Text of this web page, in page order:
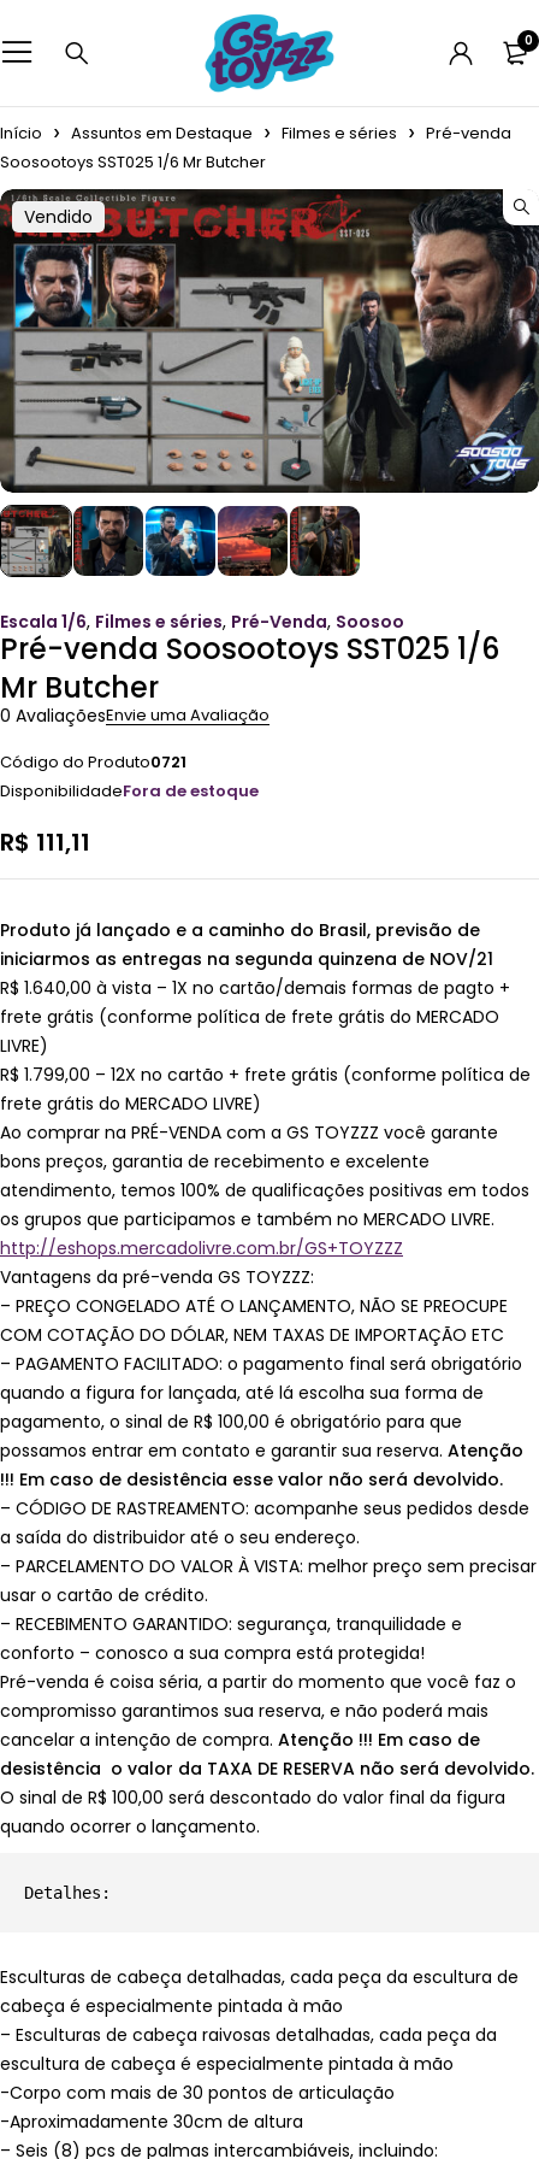
0
Início Assuntos em Destaque Filmes e séries
Pré-venda
Soosootoys SST025 1/6 Mr Butcher
Vendido
Escala 1/6, Filmes e séries, Pré-Venda, Soosoo
Pré-venda Soosootoys SST025 1/6
Mr Butcher
0 AvaliaçõesEnvie uma Avaliação
Código do Produto0721
DisponibilidadeFora de estoque
R$ 111,11
Produto já lançado e a caminho do Brasil, previsão de
iniciarmos as entregas na segunda quinzena de NOV/21
R$ 1.640,00 à vista – 1X no cartão/demais formas de pagto +
frete grátis (conforme política de frete grátis do MERCADO
LIVRE)
R$ 1.799,00 – 12X no cartão + frete grátis (conforme política de
frete grátis do MERCADO LIVRE)
Ao comprar na PRÉ-VENDA com a GS TOYZZZ você garante
bons preços, garantia de recebimento e excelente
atendimento, temos 100% de qualificações positivas em todos
os grupos que participamos e também no MERCADO LIVRE.
http://eshops.mercadolivre.com.br/GS+TOYZZZ
Vantagens da pré-venda GS TOYZZZ:
– PREÇO CONGELADO ATÉ O LANÇAMENTO, NÃO SE PREOCUPE
COM COTAÇÃO DO DÓLAR, NEM TAXAS DE IMPORTAÇÃO ETC
– PAGAMENTO FACILITADO: o pagamento final será obrigatório
quando a figura for lançada, até lá escolha sua forma de
pagamento, o sinal de R$ 100,00 é obrigatório para que
possamos entrar em contato e garantir sua reserva. Atenção
!!! Em caso de desistência esse valor não será devolvido.
– CÓDIGO DE RASTREAMENTO: acompanhe seus pedidos desde
a saída do distribuidor até o seu endereço.
– PARCELAMENTO DO VALOR À VISTA: melhor preço sem precisar
usar o cartão de crédito.
– RECEBIMENTO GARANTIDO: segurança, tranquilidade e
conforto – conosco a sua compra está protegida!
Pré-venda é coisa séria, a partir do momento que você faz o
compromisso garantimos sua reserva, e não poderá mais
cancelar a intenção de compra. Atenção !!! Em caso de
desistência o valor da TAXA DE RESERVA não será devolvido.
O sinal de R$ 100,00 será descontado do valor final da figura
quando ocorrer o lançamento.
Esculturas de cabeça detalhadas, cada peça da escultura de
cabeça é especialmente pintada à mão
– Esculturas de cabeça raivosas detalhadas, cada peça da
escultura de cabeça é especialmente pintada à mão
-Corpo com mais de 30 pontos de articulação
-Aproximadamente 30cm de altura
– Seis (8) pcs de palmas intercambiáveis, incluindo: